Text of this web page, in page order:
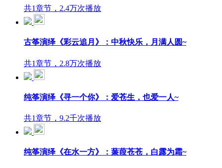
共1章节，2.4万次播放
古筝演绎《彩云追月》：中秋快乐，月满人圆~
共1章节，2.8万次播放
纯筝演绎《寻一个你》：爱苍生，也爱一人~
共1章节，9.2千次播放
纯筝演绎《在水一方》：蒹葭苍苍，白露为霜~